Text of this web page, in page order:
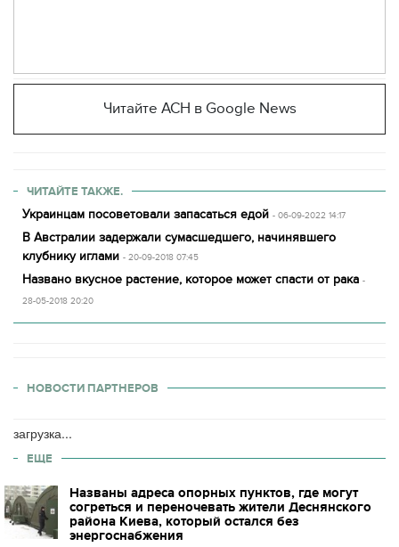
Читайте АСН в Google News
ЧИТАЙТЕ ТАКЖЕ.
Украинцам посоветовали запасаться едой - 06-09-2022 14:17
В Австралии задержали сумасшедшего, начинявшего
клубнику иглами - 20-09-2018 07:45
Названо вкусное растение, которое может спасти от рака -
28-05-2018 20:20
НОВОСТИ ПАРТНЕРОВ
загрузка...
ЕЩЕ
Названы адреса опорных пунктов, где могут
согреться и переночевать жители Деснянского
района Киева, который остался без
энергоснабжения